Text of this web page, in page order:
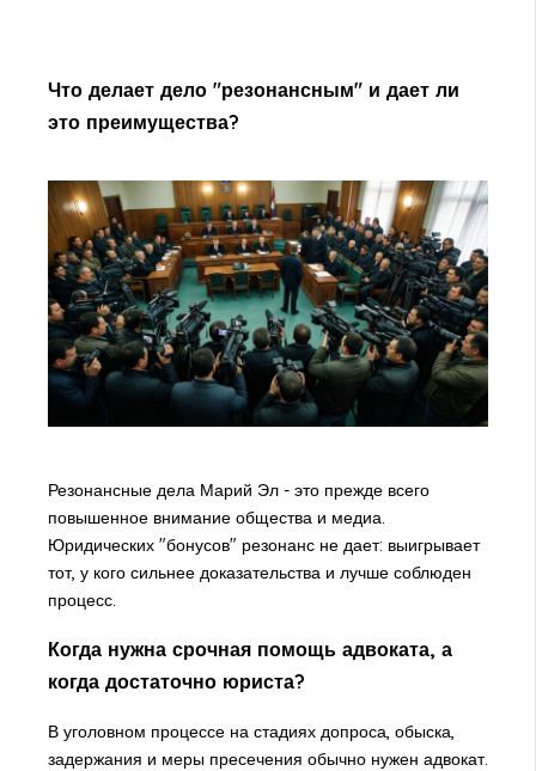
Что делает дело "резонансным" и дает ли
это преимущества?
Резонансные дела Марий Эл - это прежде всего
повышенное внимание общества и медиа.
Юридических "бонусов" резонанс не дает: выигрывает
тот, у кого сильнее доказательства и лучше соблюден
процесс.
Когда нужна срочная помощь адвоката, а
когда достаточно юриста?
В уголовном процессе на стадиях допроса, обыска,
задержания и меры пресечения обычно нужен адвокат.